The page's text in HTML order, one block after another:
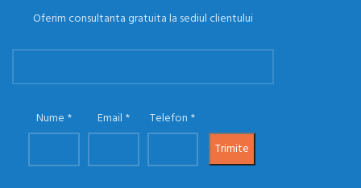
Oferim consultanta gratuita la sediul clientului
Nume Email Telefon